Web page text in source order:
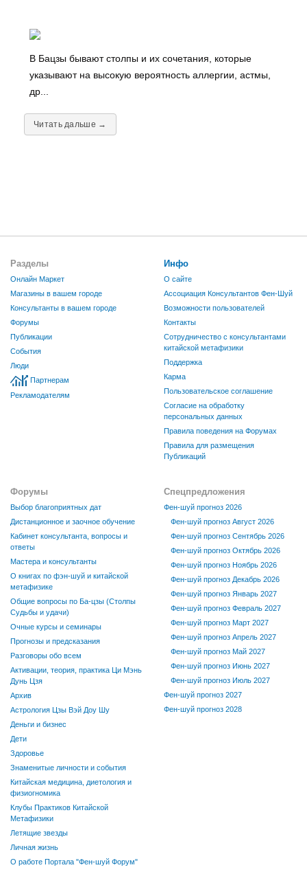
В Бацзы бывают столпы и их сочетания, которые
указывают на высокую вероятность аллергии, астмы,
др...
Читать дальше →
Разделы
Онлайн Маркет
Магазины в вашем городе
Консультанты в вашем городе
Форумы
Публикации
События
Люди
Партнерам
Рекламодателям
Инфо
О сайте
Ассоциация Консультантов Фен-Шуй
Возможности пользователей
Контакты
Сотрудничество с консультантами
китайской метафизики
Поддержка
Карма
Пользовательское соглашение
Согласие на обработку
персональных данных
Правила поведения на Форумах
Правила для размещения
Публикаций
Форумы
Выбор благоприятных дат
Дистанционное и заочное обучение
Кабинет консультанта, вопросы и
ответы
Мастера и консультанты
О книгах по фэн-шуй и китайской
метафизике
Общие вопросы по Ба-цзы (Столпы
Судьбы и удачи)
Очные курсы и семинары
Прогнозы и предсказания
Разговоры обо всем
Активации, теория, практика Ци Мэнь
Дунь Цзя
Архив
Астрология Цзы Вэй Доу Шу
Деньги и бизнес
Дети
Здоровье
Знаменитые личности и события
Китайская медицина, диетология и
физиогномика
Клубы Практиков Китайской
Метафизики
Летящие звезды
Личная жизнь
О работе Портала "Фен-шуй Форум"
Спецпредложения
Фен-шуй прогноз 2026
Фен-шуй прогноз Август 2026
Фен-шуй прогноз Сентябрь 2026
Фен-шуй прогноз Октябрь 2026
Фен-шуй прогноз Ноябрь 2026
Фен-шуй прогноз Декабрь 2026
Фен-шуй прогноз Январь 2027
Фен-шуй прогноз Февраль 2027
Фен-шуй прогноз Март 2027
Фен-шуй прогноз Апрель 2027
Фен-шуй прогноз Май 2027
Фен-шуй прогноз Июнь 2027
Фен-шуй прогноз Июль 2027
Фен-шуй прогноз 2027
Фен-шуй прогноз 2028